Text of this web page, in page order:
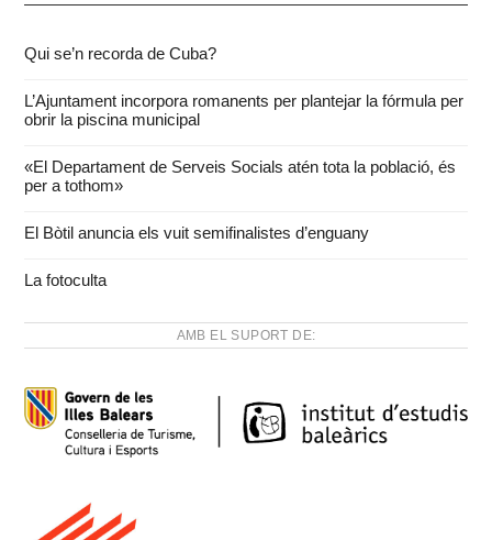
Qui se’n recorda de Cuba?
L’Ajuntament incorpora romanents per plantejar la fórmula per
obrir la piscina municipal
«El Departament de Serveis Socials atén tota la població, és
per a tothom»
El Bòtil anuncia els vuit semifinalistes d’enguany
La fotoculta
AMB EL SUPORT DE: